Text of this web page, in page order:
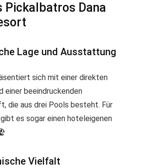
Pickalbatros Dana
Lage und Ausstattung
sich mit einer direkten
einer beeindruckenden
die aus drei Pools besteht. Für
es sogar einen hoteleigenen
Vielfalt